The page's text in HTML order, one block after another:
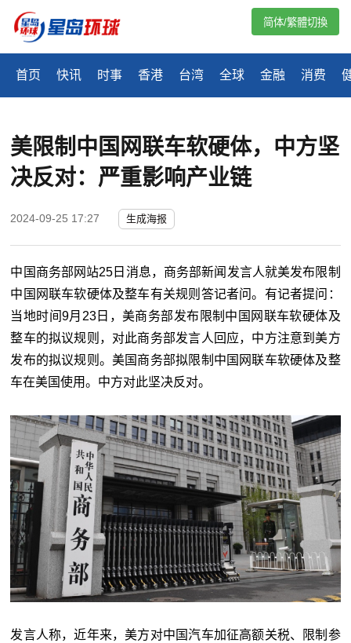
首页 快讯 时事 香港 台湾 全球 金融 消费
简体/繁體切換
美限制中国网联车软硬体，中方坚
决反对：严重影响产业链
2024-09-25 17:27 生成海报
中国商务部网站25日消息，商务部新闻发言人就美发布限制
中国网联车软硬体及整车有关规则答记者问。有记者提问：
当地时间9月23日，美商务部发布限制中国网联车软硬体及
整车的拟议规则，对此商务部发言人回应，中方注意到美方
发布的拟议规则。美国商务部拟限制中国网联车软硬体及整
车在美国使用。中方对此坚决反对。
发言人称，近年来，美方对中国汽车加征高额关税、限制参